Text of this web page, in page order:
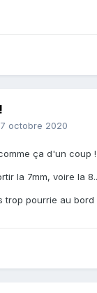
octobre 2020
ça d'un coup !
la 7mm, voire la
trop pourrie au